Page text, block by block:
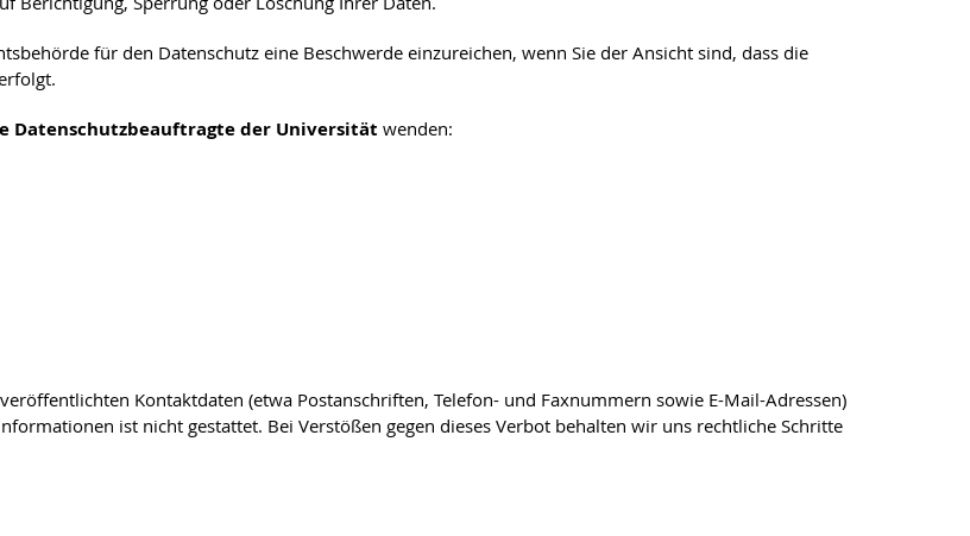
für den Datenschutz eine Beschwerde einzureichen, wenn Sie der Ansicht sind, dass die
Datenschutzbeauftragte der Universität wenden:
Kontaktdaten (etwa Postanschriften, Telefon- und Faxnummern sowie E-Mail-Adressen)
ist nicht gestattet. Bei Verstößen gegen dieses Verbot behalten wir uns rechtliche Schritte